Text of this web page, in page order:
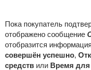
Пока покупатель
отображено сообщение
отобразится
совершён успешно,
средств или Время для